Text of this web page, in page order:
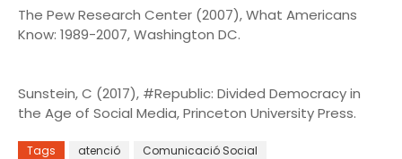
The Pew Research Center (2007), What Americans
Know: 1989-2007, Washington DC.
Sunstein, C (2017), #Republic: Divided Democracy in
the Age of Social Media, Princeton University Press.
Tags atenció
Comunicació Social